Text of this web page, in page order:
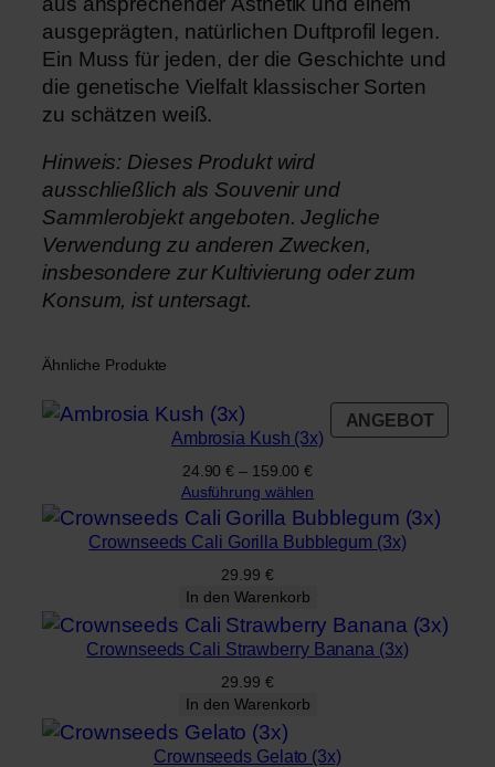
ausgeprägten, natürlichen Duftprofil legen.
Ein Muss für jeden, der die Geschichte und
die genetische Vielfalt klassischer Sorten
zu schätzen weiß.
Hinweis: Dieses Produkt wird
ausschließlich als Souvenir und
Sammlerobjekt angeboten. Jegliche
Verwendung zu anderen Zwecken,
insbesondere zur Kultivierung oder zum
Konsum, ist untersagt.
Ähnliche Produkte
ANGEBOT
IM
Ambrosia Kush (3x)
24.90€ – 159.00€
Ausführung wählen
Crownseeds Cali Gorilla Bubblegum (3x)
29.99 €
In den Warenkorb
Crownseeds Cali Strawberry Banana (3x)
29.99 €
In den Warenkorb
Crownseeds Gelato (3x)